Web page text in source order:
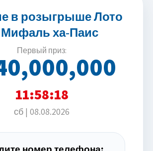
в розыгрыше Лото
Мифаль ха-Паис
Первый приз:
11:58:18
сб | 08.08.2026